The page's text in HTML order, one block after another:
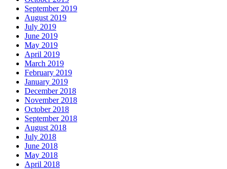
September 2019
August 2019
July 2019
June 2019
May 2019
April 2019
March 2019
February 2019
January 2019
December 2018
November 2018
October 2018
September 2018
August 2018
July 2018
June 2018
May 2018
April 2018